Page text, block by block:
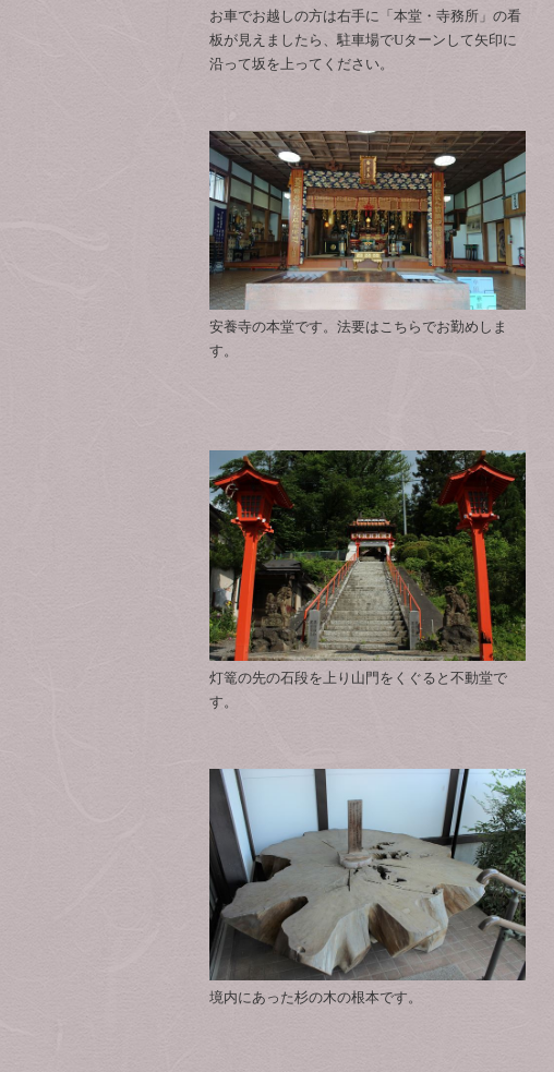
お車でお越しの方は右手に「本堂・寺務所」の看
板が見えましたら、駐車場でUターンして矢印に
沿って坂を上ってください。
安養寺の本堂です。法要はこちらでお勤めしま
す。
灯篭の先の石段を上り山門をくぐると不動堂で
す。
境内にあった杉の木の根本です。